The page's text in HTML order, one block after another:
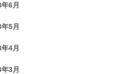
6月
5月
4月
3月